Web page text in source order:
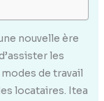
nouvelle ère
les
de travail
locataires. Itea